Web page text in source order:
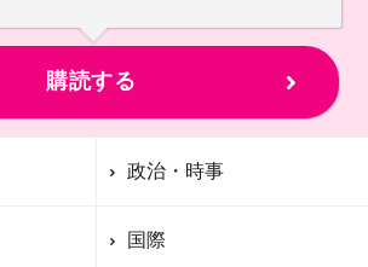
購読する
政治・時事
国際